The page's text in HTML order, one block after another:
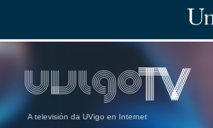
A televisión da UVigo en Internet